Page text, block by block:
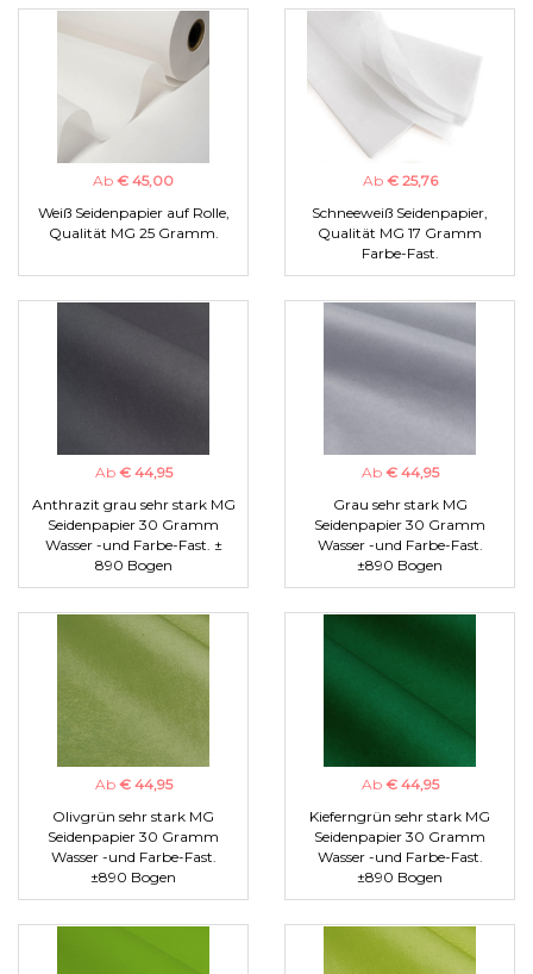
Ab € 45,00
Weiß Seidenpapier auf Rolle,
Qualität MG 25 Gramm.
Ab € 25,76
Schneeweiß Seidenpapier,
Qualität MG 17 Gramm
Farbe-Fast.
Ab € 44,95
Anthrazit grau sehr stark MG
Seidenpapier 30 Gramm
Wasser -und Farbe-Fast. ±
890 Bogen
Ab € 44,95
Grau sehr stark MG
Seidenpapier 30 Gramm
Wasser -und Farbe-Fast.
±890 Bogen
Ab € 44,95
Olivgrün sehr stark MG
Seidenpapier 30 Gramm
Wasser -und Farbe-Fast.
±890 Bogen
Ab € 44,95
Kieferngrün sehr stark MG
Seidenpapier 30 Gramm
Wasser -und Farbe-Fast.
±890 Bogen